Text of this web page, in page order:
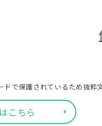
ドで保護されているため抜粋
こちら